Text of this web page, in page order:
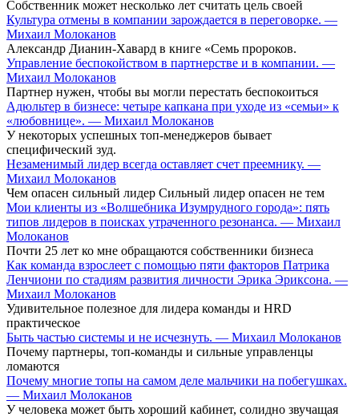
Собственник может несколько лет считать цель своей
Культура отмены в компании зарождается в переговорке. —
Михаил Молоканов
Александр Дианин-Хавард в книге «Семь пророков.
Управление беспокойством в партнерстве и в компании. —
Михаил Молоканов
Партнер нужен, чтобы вы могли перестать беспокоиться
Адюльтер в бизнесе: четыре капкана при уходе из «семьи» к
«любовнице». — Михаил Молоканов
У некоторых успешных топ-менеджеров бывает
специфический зуд.
Незаменимый лидер всегда оставляет счет преемнику. —
Михаил Молоканов
Чем опасен сильный лидер Сильный лидер опасен не тем
Мои клиенты из «Волшебника Изумрудного города»: пять
типов лидеров в поисках утраченного резонанса. — Михаил
Молоканов
Почти 25 лет ко мне обращаются собственники бизнеса
Как команда взрослеет с помощью пяти факторов Патрика
Ленчиони по стадиям развития личности Эрика Эриксона. —
Михаил Молоканов
Удивительное полезное для лидера команды и HRD
практическое
Быть частью системы и не исчезнуть. — Михаил Молоканов
Почему партнеры, топ-команды и сильные управленцы
ломаются
Почему многие топы на самом деле мальчики на побегушках.
— Михаил Молоканов
У человека может быть хороший кабинет, солидно звучащая